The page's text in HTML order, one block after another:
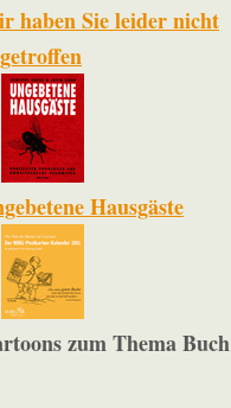
haben Sie leider nicht
Hausgäste
zum Thema Buch